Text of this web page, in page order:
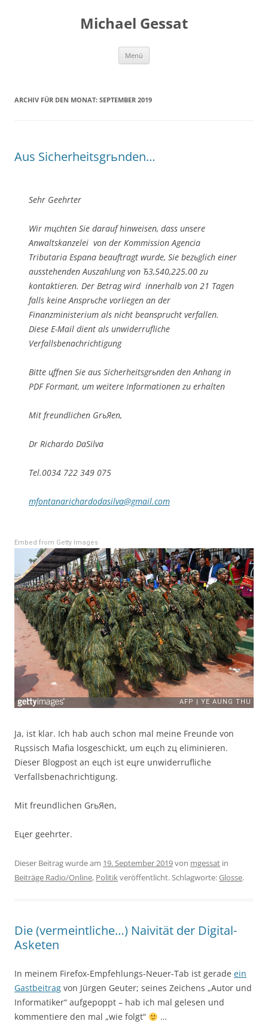
Michael Gessat
Menü
ARCHIV FÜR DEN MONAT: SEPTEMBER 2019
Aus Sicherheitsgrьnden…
Sehr Geehrter
Wir mцchten Sie darauf hinweisen, dass unsere
Anwaltskanzelei von der Kommission Agencia
Tributaria Espana beauftragt wurde, Sie bezьglich einer
ausstehenden Auszahlung von Ђ3,540,225.00 zu
kontaktieren. Der Betrag wird innerhalb von 21 Tagen
falls keine Ansprьche vorliegen an der
Finanzministerium als nicht beansprucht verfallen.
Diese E-Mail dient als unwiderrufliche
Verfallsbenachrichtigung
Bitte цffnen Sie aus Sicherheitsgrьnden den Anhang in
PDF Formant, um weitere Informationen zu erhalten
Mit freundlichen GrьЯen,
Dr Richardo DaSilva
Tel.0034 722 349 075
mfontanarichardodasilva@gmail.com
Embed from Getty Images
Ja, ist klar. Ich hab auch schon mal meine Freunde von
Rцssisch Mafia losgeschickt, um eцch zц eliminieren.
Dieser Blogpost an eцch ist eцre unwiderrufliche
Verfallsbenachrichtigung.
Mit freundlichen GrьЯen,
Eцer geehrter.
Dieser Beitrag wurde am 19. September 2019von mgessat in
Beiträge Radio/Online, Politikveröffentlicht. Schlagworte:Glosse.
Die (vermeintliche…) Naivität der Digital-
Asketen
In meinem Firefox-Empfehlungs-Neuer-Tab ist gerade ein
Gastbeitrag von Jürgen Geuter; seines Zeichens „Autor und
Informatiker“ aufgepoppt – hab ich mal gelesen und
kommentiere den mal „wie folgt“
…